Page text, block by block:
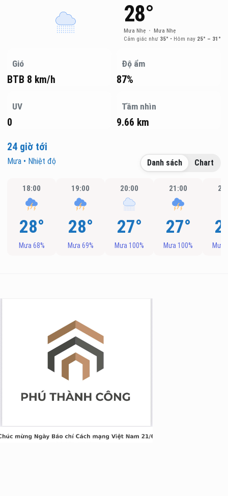
28°
Mưa Nhẹ • Mưa Nhẹ
Cảm giác như 35° • Hôm nay 25° – 31°
Gió
BTB 8 km/h
Độ ẩm
87%
UV
0
Tầm nhìn
9.66 km
24 giờ tới
Mưa • Nhiệt độ Danh sách Chart
18:00
28°
Mưa 68%
19:00
28°
Mưa 69%
20:00
27°
Mưa 100%
21:00
27°
Mưa 100% Mưa